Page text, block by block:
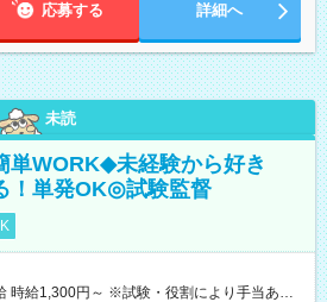
応募する 詳細へ
未読
単WORK◆未経験から好き
！単発OK◎試験監督
り